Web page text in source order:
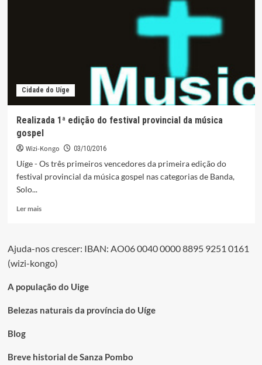
Cidade do Uíge
Realizada 1ª edição do festival provincial da música
gospel
Wizi-Kongo 03/10/2016
Uíge - Os três primeiros vencedores da primeira edição do
festival provincial da música gospel nas categorias de Banda,
Solo...
Ler maisLeia
1ª
edição
festival
da
Ajuda-nos crescer: IBAN: AO06 0040 0000 8895 9251 0161
(wizi-kongo)
A população do Uige
Belezas naturais da província do Uíge
Blog
Breve historial de Sanza Pombo